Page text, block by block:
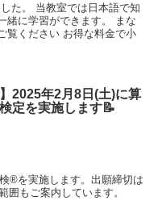
た。 当教室では日本語で知
緒に学習ができます。 まな
覧ください お得な料金で小
】2025年2月8日(土)に算
定を実施します📝
®を実施します。出願締切は
囲もご案内しています。